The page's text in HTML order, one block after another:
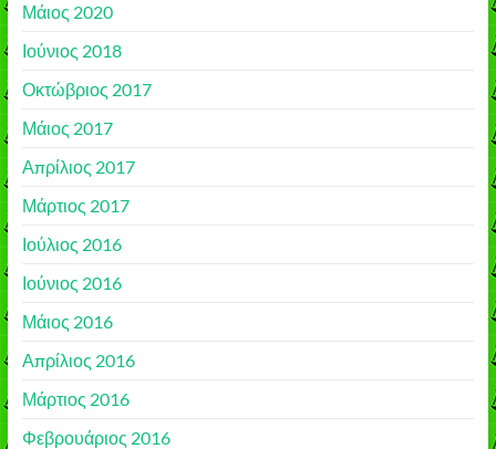
Μάιος 2020
Ιούνιος 2018
Οκτώβριος 2017
Μάιος 2017
Απρίλιος 2017
Μάρτιος 2017
Ιούλιος 2016
Ιούνιος 2016
Μάιος 2016
Απρίλιος 2016
Μάρτιος 2016
Φεβρουάριος 2016